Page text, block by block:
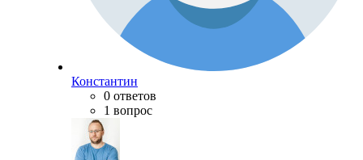
Константин
0 ответов
1 вопрос